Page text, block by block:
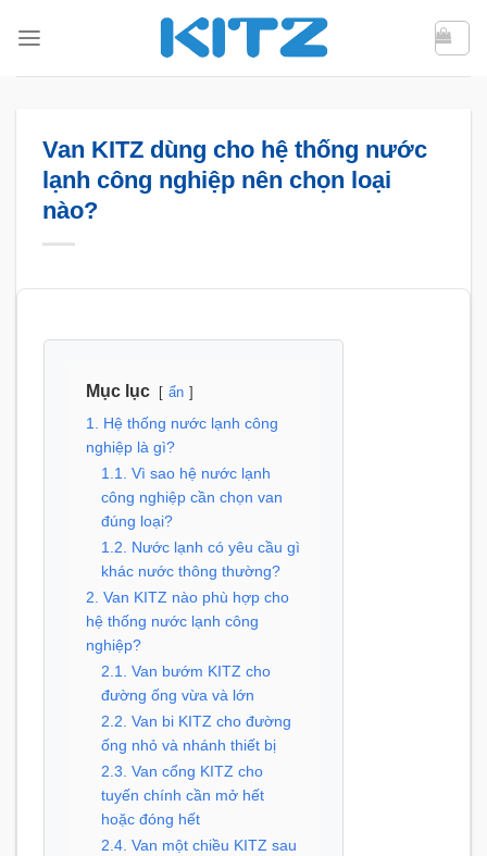
qua
Van KITZ dùng cho hệ thống nước
lạnh công nghiệp nên chọn loại
nào?
Mục lục ẩn
1. Hệ thống nước lạnh công
nghiệp là gì?
1.1. Vì sao hệ nước lạnh
công nghiệp cần chọn van
đúng loại?
1.2. Nước lạnh có yêu cầu gì
khác nước thông thường?
2. Van KITZ nào phù hợp cho
hệ thống nước lạnh công
nghiệp?
2.1. Van bướm KITZ cho
đường ống vừa và lớn
2.2. Van bi KITZ cho đường
ống nhỏ và nhánh thiết bị
2.3. Van cổng KITZ cho
tuyến chính cần mở hết
hoặc đóng hết
2.4. Van một chiều KITZ sau